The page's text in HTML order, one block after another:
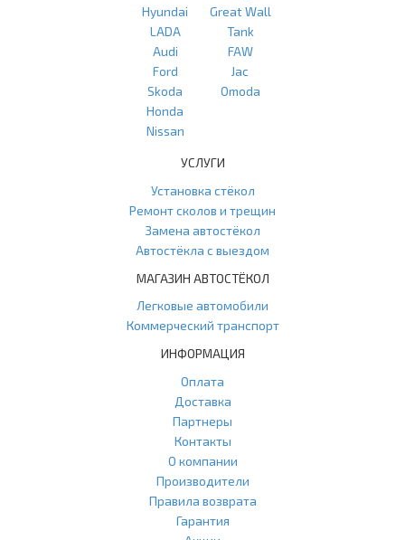
Hyundai
LADA
Audi
Ford
Skoda
Honda
Nissan
Great Wall
Tank
FAW
Jac
Omoda
УСЛУГИ
Установка стёкол
Ремонт сколов и трещин
Замена автостёкол
Автостёкла с выездом
МАГАЗИН АВТОСТЁКОЛ
Легковые автомобили
Коммерческий транспорт
ИНФОРМАЦИЯ
Оплата
Доставка
Партнеры
Контакты
О компании
Производители
Правила возврата
Гарантия